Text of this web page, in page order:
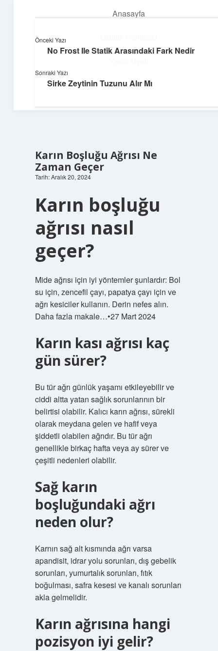
Anasayfa
Hakkımızda
Hızlı hikayelerle gününü şenlendir!
Karın Boşluğu Ağrısı Ne
Zaman Geçer
Tarih: Aralık 20, 2024
Karın boşluğu
ağrısı nasıl
geçer?
Mide ağrısı için iyi yöntemler şunlardır: Bol
su için, zencefil çayı, papatya çayı için ve
ağrı kesiciler kullanın. Derin nefes alın.
Daha fazla makale…•27 Mart 2024
Karın kası ağrısı kaç
gün sürer?
Bu tür ağrı günlük yaşamı etkileyebilir ve
ciddi altta yatan sağlık sorunlarının bir
belirtisi olabilir. Kalıcı karın ağrısı, sürekli
olarak meydana gelen ve hafif veya
şiddetli olabilen ağrıdır. Bu tür ağrı
genellikle birkaç hafta veya ay sürer ve
çeşitli nedenleri olabilir.
Sağ karın
boşluğundaki ağrı
neden olur?
Karnın sağ alt kısmında ağrı varsa
apandisit, idrar yolu sorunları, dış gebelik
sorunları, yumurtalık sorunları, fıtık
boğulması, safra kesesi ve kanalı sorunları
akla gelmelidir.
Karın ağrısına hangi
pozisyon iyi gelir?
Önceki Yazı
No Frost Ile Statik Arasındaki Fark Nedir
Sonraki Yazı
Sirke Zeytinin Tuzunu Alır Mı